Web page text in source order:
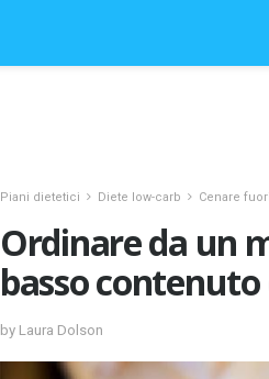
Piani dietetici Diete low-carb Cenare fuori
Ordinare da un
basso
by Laura Dolson